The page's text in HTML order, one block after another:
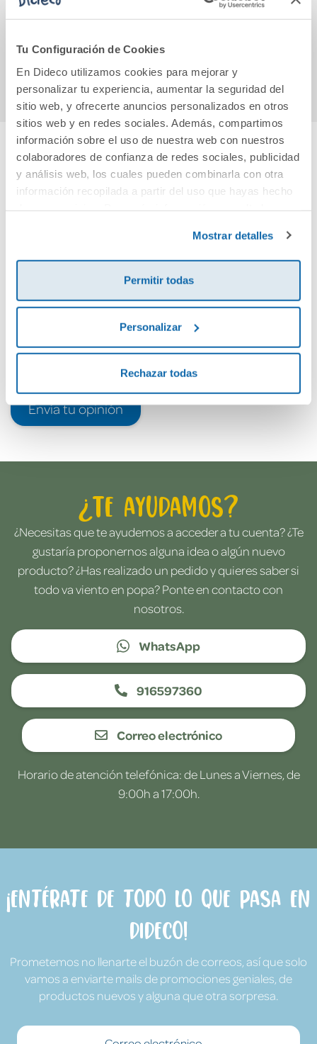
Tu Configuración de Cookies
En Dideco utilizamos cookies para mejorar y
personalizar tu experiencia, aumentar la seguridad del
sitio web, y ofrecerte anuncios personalizados en otros
sitios web y en redes sociales. Además, compartimos
información sobre el uso de nuestra web con nuestros
colaboradores de confianza de redes sociales, publicidad
y análisis web, los cuales pueden combinarla con otra
información recopilada a partir del uso que hayas hecho
Mostrar detalles
Permitir todas
Personalizar
Rechazar todas
Comprar
Comprar
Cuéntanos tu opinión
Debes iniciar sesión para poder valorarlo
Envía tu opinión
¿Te ayudamos?
¿Necesitas que te ayudemos a acceder a tu cuenta? ¿Te
gustaría proponernos alguna idea o algún nuevo
producto? ¿Has realizado un pedido y quieres saber si
todo va viento en popa? Ponte en contacto con
nosotros.
WhatsApp
916597360
Correo electrónico
Horario de atención telefónica: de Lunes a Viernes, de
9:00h a 17:00h.
¡Entérate de todo lo que pasa en
Dideco!
Prometemos no llenarte el buzón de correos, así que solo
vamos a enviarte mails de promociones geniales, de
productos nuevos y alguna que otra sorpresa.